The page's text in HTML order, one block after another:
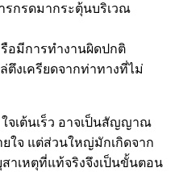
รกรดมากระตุ้นบริเวณ
อมีการทำงานผิดปกติ
ตึงเครียดจากท่าทางที่ไม่
จเต้นเร็ว อาจเป็นสัญญาณ
ใจ แต่ส่วนใหญ่มักเกิดจาก
าเหตุที่แท้จริงจึงเป็นขั้นตอน